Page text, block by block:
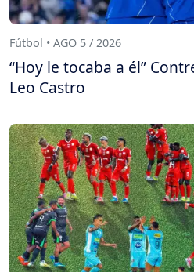
Fútbol • AGO 5 / 2026
“Hoy le tocaba a él”
Leo Castro